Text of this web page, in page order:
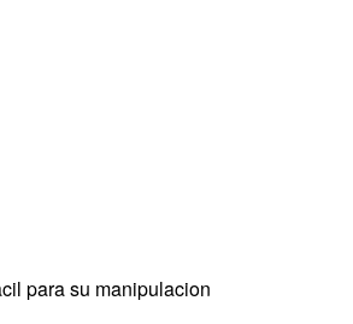
para su manipulacion